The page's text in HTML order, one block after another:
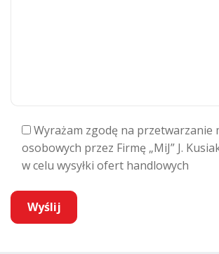
Wyrażam zgodę na przetwarzanie
osobowych przez Firmę „MiJ” J.
w celu wysyłki ofert handlowych